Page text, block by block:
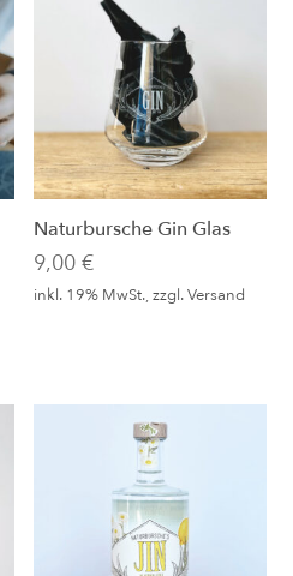
Naturbursche Gin Glas
9,00€
inkl. 19% MwSt., zzgl.Versand